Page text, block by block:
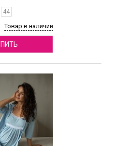
44
Товар в наличии